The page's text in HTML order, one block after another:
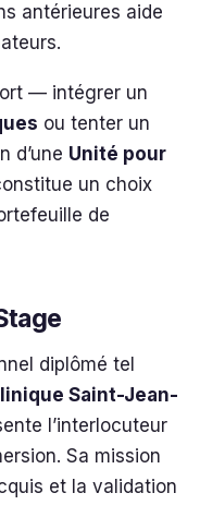
antérieures aide
— intégrer un
ou tenter un
d’une Unité pour
un choix
de
diplômé tel
Saint-Jean-
l’interlocuteur
Sa mission
et la validation